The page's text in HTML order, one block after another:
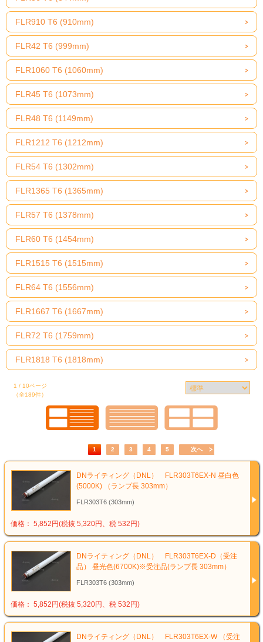
FLR910 T6 (910mm)
FLR42 T6 (999mm)
FLR1060 T6 (1060mm)
FLR45 T6 (1073mm)
FLR48 T6 (1149mm)
FLR1212 T6 (1212mm)
FLR54 T6 (1302mm)
FLR1365 T6 (1365mm)
FLR57 T6 (1378mm)
FLR60 T6 (1454mm)
FLR1515 T6 (1515mm)
FLR64 T6 (1556mm)
FLR1667 T6 (1667mm)
FLR72 T6 (1759mm)
FLR1818 T6 (1818mm)
1 / 10ページ
（全189件）
1 2 3 4 5 次へ
DNライティング（DNL） FLR303T6EX-N 昼白色
(5000K) （ランプ長 303mm）
FLR303T6 (303mm)
価格： 5,852円(税抜 5,320円、税 532円)
DNライティング（DNL） FLR303T6EX-D（受注
品） 昼光色(6700K)※受注品(ランプ長 303mm）
FLR303T6 (303mm)
価格： 5,852円(税抜 5,320円、税 532円)
DNライティング（DNL） FLR303T6EX-W （受注